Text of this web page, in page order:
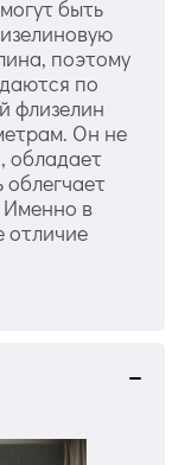
быть
поэтому
по
флизелин
Он не
обладает
Именно в
отличие